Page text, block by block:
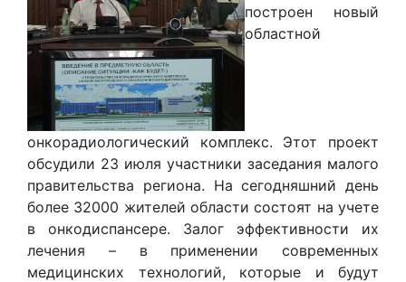
построен новый
областной
онкорадиологический комплекс. Этот проект
обсудили 23 июля участники заседания малого
правительства региона. На сегодняшний день
более 32000 жителей области состоят на учете
в онкодиспансере. Залог эффективности их
лечения – в применении современных
медицинских технологий, которые и будут